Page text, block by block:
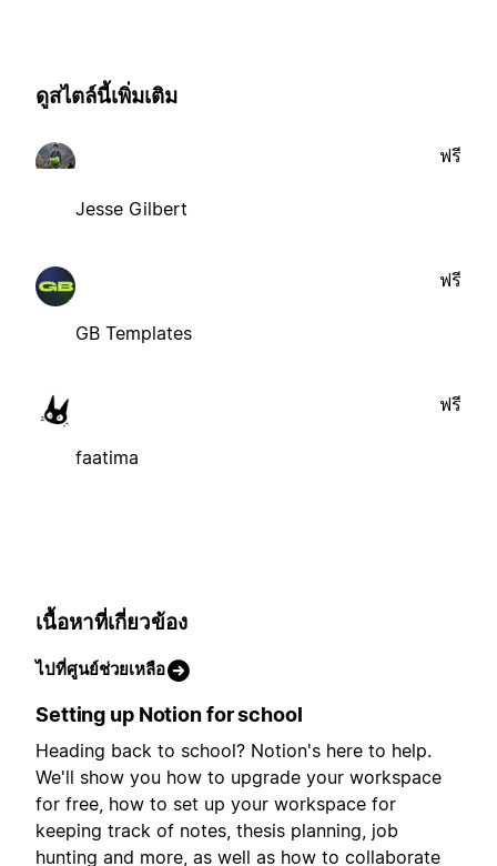
ดูสไตล์นี้เพิ่มเติม
Jesse Gilbert
ฟรี
GB Templates
ฟรี
faatima
ฟรี
เนื้อหาที่เกี่ยวข้อง
ไปที่ศูนย์ช่วยเหลือ
Setting up Notion for school
Heading back to school? Notion's here to help.
We'll show you how to upgrade your workspace
for free, how to set up your workspace for
keeping track of notes, thesis planning, job
hunting and more, as well as how to collaborate